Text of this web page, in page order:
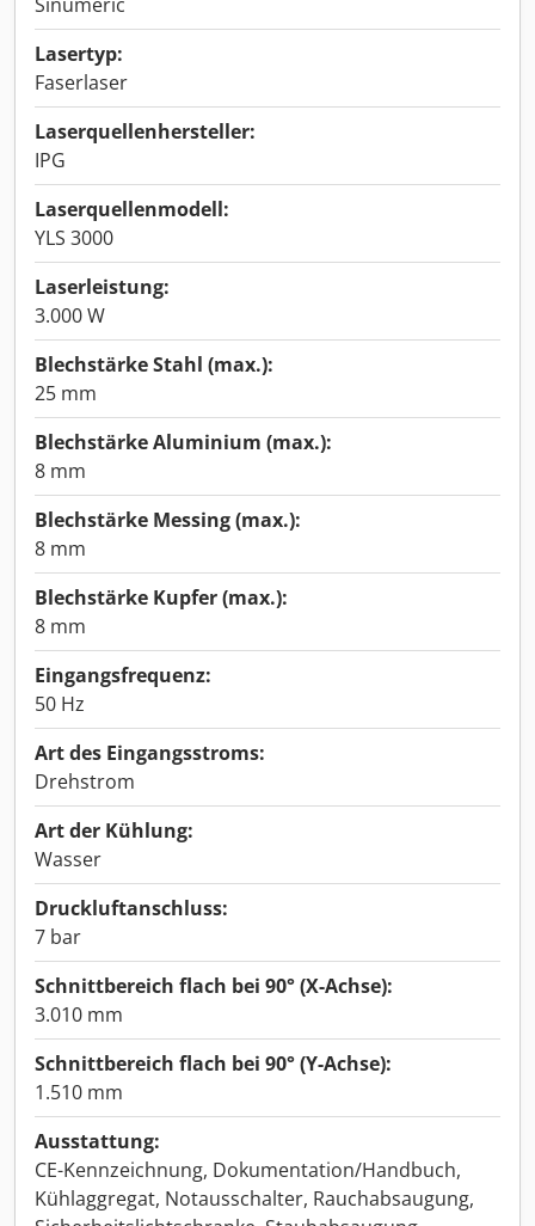
Lasertyp:
Faserlaser
Laserquellenhersteller:
IPG
Laserquellenmodell:
YLS 3000
Laserleistung:
3.000 W
Blechstärke Stahl (max.):
25 mm
Blechstärke Aluminium (max.):
8 mm
Blechstärke Messing (max.):
8 mm
Blechstärke Kupfer (max.):
8 mm
Eingangsfrequenz:
50 Hz
Art des Eingangsstroms:
Drehstrom
Art der Kühlung:
Wasser
Druckluftanschluss:
7 bar
Schnittbereich flach bei 90° (X-Achse):
3.010 mm
Schnittbereich flach bei 90° (Y-Achse):
1.510 mm
Ausstattung:
CE-Kennzeichnung, Dokumentation/Handbuch,
Kühlaggregat, Notausschalter, Rauchabsaugung,